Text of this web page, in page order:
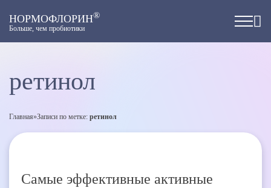
НОРМОФЛОРИН®
Больше, чем пробиотики
ретинол
Главная»Записи по метке: ретинол
Самые эффективные активные